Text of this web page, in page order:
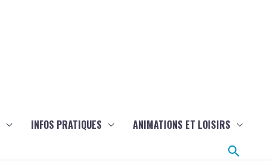
INFOS PRATIQUES ANIMATIONS ET LOISIRS